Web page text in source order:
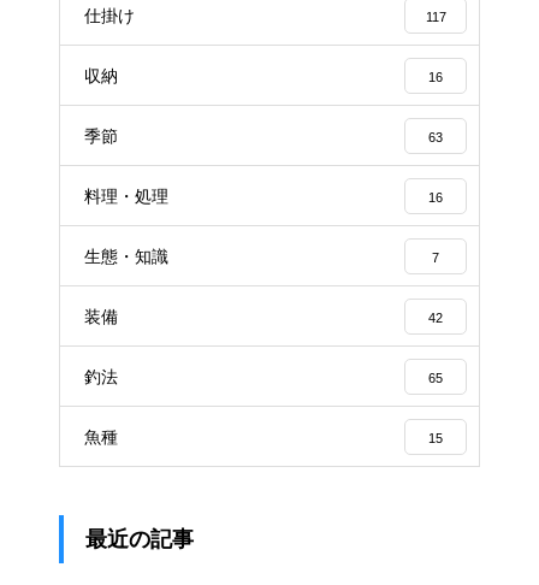
仕掛け 117
収納 16
季節 63
料理・処理 16
生態・知識 7
装備 42
釣法 65
魚種 15
最近の記事